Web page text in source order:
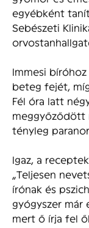
egyébként
Sebészeti
Immesi
beteg fejét,
Fél óra latt
meggyőződött
tényleg
Igaz, a
„Teljesen
írónak és
gyógyszer már
mert ő írja fel